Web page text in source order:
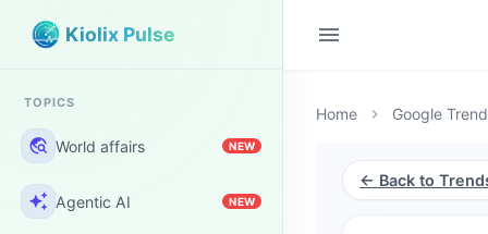
Kiolix Pulse
TOPICS
travel_explore World affairs NEW
auto_awesome Agentic AI NEW
menu
Home chevron_right Google
← Back to